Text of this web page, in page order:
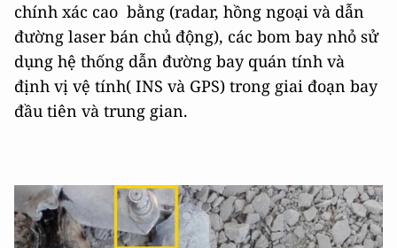
chính xác cao bằng (radar, hồng ngoại và dẫn
đường laser bán chủ động), các bom bay nhỏ sử
dụng hệ thống dẫn đường bay quán tính và
định vị vệ tính( INS và GPS) trong giai đoạn bay
đầu tiên và trung gian.